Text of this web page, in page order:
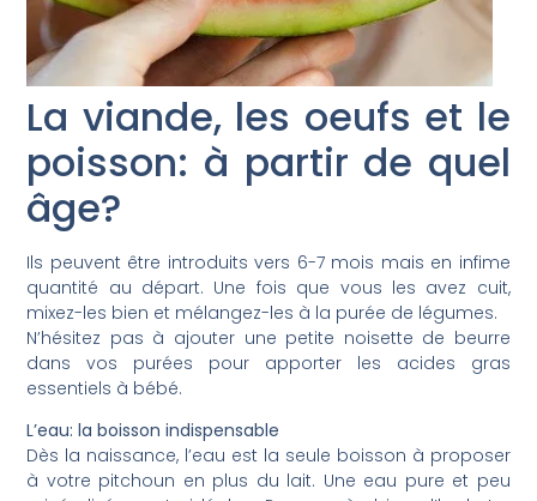
La viande, les oeufs et le
poisson: à partir de quel
âge?
Ils peuvent être introduits vers 6-7 mois mais en infime
quantité au départ. Une fois que vous les avez cuit,
mixez-les bien et mélangez-les à la purée de légumes.
N’hésitez pas à ajouter une petite noisette de beurre
dans vos purées pour apporter les acides gras
essentiels à bébé.
L’eau: la boisson indispensable
Dès la naissance, l’eau est la seule boisson à proposer
à votre pitchoun en plus du lait. Une eau pure et peu